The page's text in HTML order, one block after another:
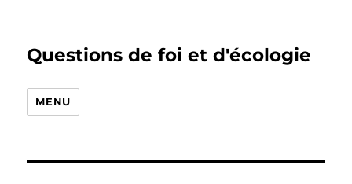
Questions de foi et d'écologie
MENU